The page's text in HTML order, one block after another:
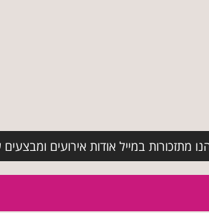
במייל אודות אירועים ומבצעים